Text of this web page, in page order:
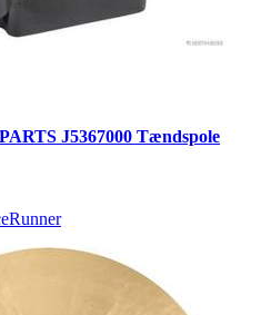
J5367000 Tændspole